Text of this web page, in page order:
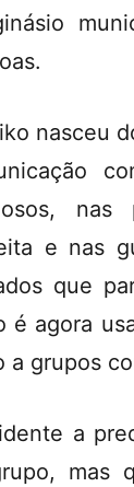
nasceu
nas
e nas
que
é agora
a grupos
a
mas